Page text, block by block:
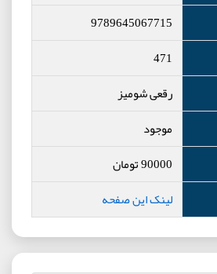
9789645067715
471
رقعی شومیز
موجود
90000تومان
لینک این صفحه